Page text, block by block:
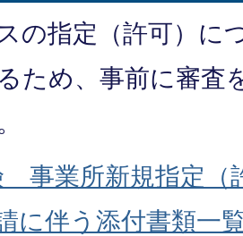
の指定（許可）に
ため、事前に審査
事業所新規指定（
に伴う添付書類一